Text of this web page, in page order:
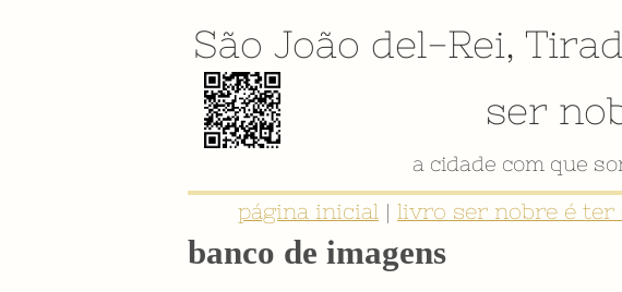
São João del-Rei,
ser
página inicial | livro ser nobre é ter
banco de imagens